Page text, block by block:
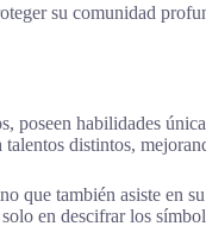
su comunidad
habilidades
distintos,
que también asiste en
en descifrar los